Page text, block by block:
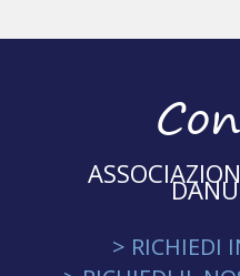
> RICHIEDI